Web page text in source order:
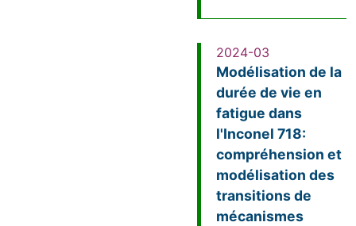
2024-03
Modélisation de la
durée de vie en
fatigue dans
l'Inconel 718:
compréhension et
modélisation des
transitions de
mécanismes